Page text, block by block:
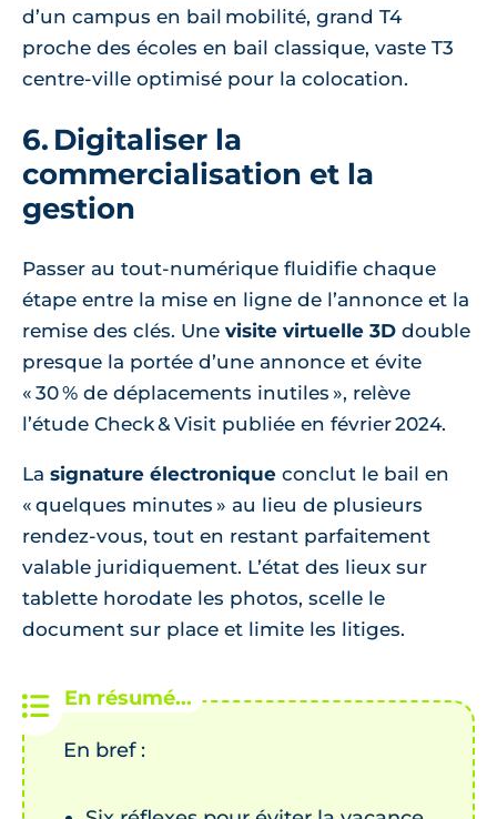
d’un campus en bail mobilité, grand T4
proche des écoles en bail classique, vaste T3
centre‑ville optimisé pour la colocation.
6. Digitaliser la
commercialisation et la
gestion
Passer au tout‑numérique fluidifie chaque
étape entre la mise en ligne de l’annonce et la
remise des clés. Une visite virtuelle 3D double
presque la portée d’une annonce et évite
« 30 % de déplacements inutiles », relève
l’étude Check & Visit publiée en février 2024.
La signature électronique conclut le bail en
« quelques minutes » au lieu de plusieurs
rendez‑vous, tout en restant parfaitement
valable juridiquement. L’état des lieux sur
tablette horodate les photos, scelle le
document sur place et limite les litiges.
En bref :